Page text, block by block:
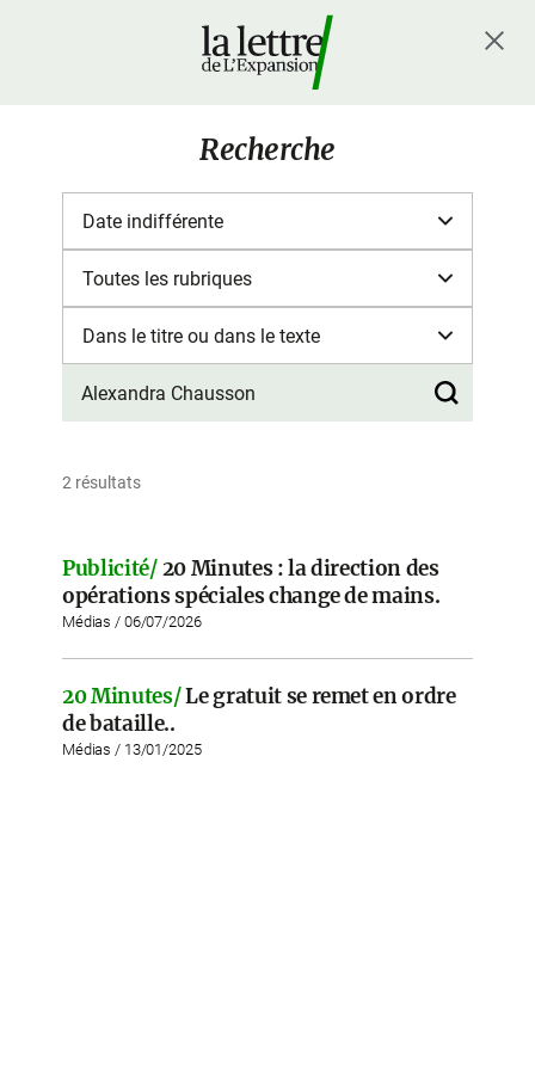
Recherche
2 résultats
Publicité/20 Minutes : la direction des
opérations spéciales change de mains.
Médias / 06/07/2026
20 Minutes/Le gratuit se remet en ordre
de bataille..
Médias / 13/01/2025